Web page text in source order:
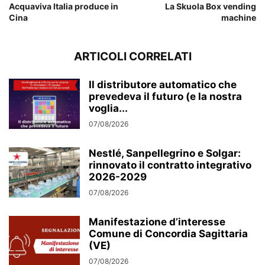
Acquaviva Italia produce in
Cina
La Skuola Box vending
machine
ARTICOLI CORRELATI
Il distributore automatico che
prevedeva il futuro (e la nostra
voglia...
07/08/2026
Nestlé, Sanpellegrino e Solgar:
rinnovato il contratto integrativo
2026-2029
07/08/2026
Manifestazione d’interesse
Comune di Concordia Sagittaria
(VE)
07/08/2026